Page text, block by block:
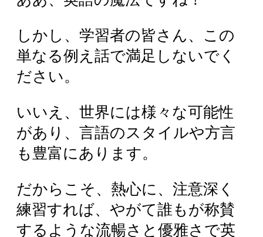
しかし、学習者の皆さん、この
単なる例え話で満足しないでく
ださい。
いいえ、世界には様々な可能性
があり、言語のスタイルや方言
も豊富にあります。
だからこそ、熱心に、注意深く
練習すれば、やがて誰もが称賛
するような流暢さと優雅さで英